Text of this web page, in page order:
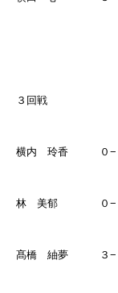
３回戦
横内 玲香 ０ −
林 美郁 ０ −
髙橋 紬夢 ３ −